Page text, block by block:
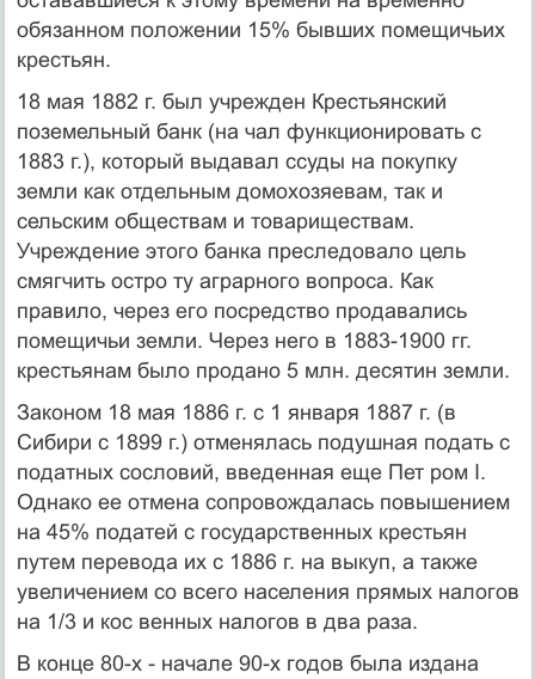
обязанном положении 15% бывших помещичьих
крестьян.
18 мая 1882 г. был учрежден Крестьянский
поземельный банк (на чал функционировать с
1883 г.), который выдавал ссуды на покупку
земли как отдельным домохозяевам, так и
сельским обществам и товариществам.
Учреждение этого банка преследовало цель
смягчить остро ту аграрного вопроса. Как
правило, через его посредство продавались
помещичьи земли. Через него в 1883-1900 гг.
крестьянам было продано 5 млн. десятин земли.
Законом 18 мая 1886 г. с 1 января 1887 г. (в
Сибири с 1899 г.) отменялась подушная подать с
податных сословий, введенная еще Пет ром I.
Однако ее отмена сопровождалась повышением
на 45% податей с государственных крестьян
путем перевода их с 1886 г. на выкуп, а также
увеличением со всего населения прямых налогов
на 1/3 и кос венных налогов в два раза.
В конце 80-х - начале 90-х годов была издана